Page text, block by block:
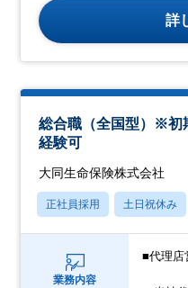
詳
総合職（全国型）※
経験可
大同生命保険株式会社
正社員採用 土日祝休み
業務内容
■代理店